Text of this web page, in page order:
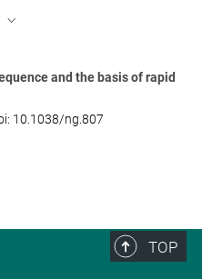
Tübingen
and the basis of rapid
10.1038/ng.807
TOP